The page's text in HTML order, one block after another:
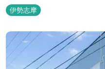
自然とのかかわりを次世代につ
スを始めました。 当ゲストハ
軒家とウッドデッキ、 屋外リ
す。
伊勢志摩